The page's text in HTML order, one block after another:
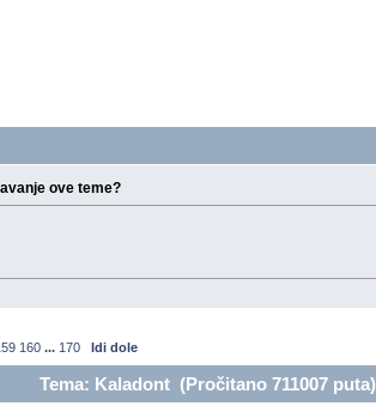
ove teme?
160 ... 170 Idi dole
Tema: Kaladont (Pročitano 711007 puta)